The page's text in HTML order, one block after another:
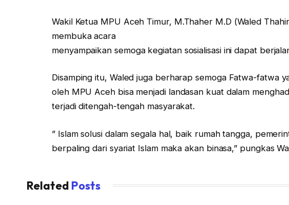
Wakil Ketua MPU Aceh Timur, M.Thaher M.D (Waled
membuka acara
menyampaikan semoga kegiatan sosialisasi ini dapat
Disamping itu, Waled juga berharap semoga Fatwa-fatwa
oleh MPU Aceh bisa menjadi landasan kuat dalam
terjadi ditengah-tengah masyarakat.
” Islam solusi dalam segala hal, baik rumah tangga,
berpaling dari syariat Islam maka akan binasa,” pungkas
Related Posts